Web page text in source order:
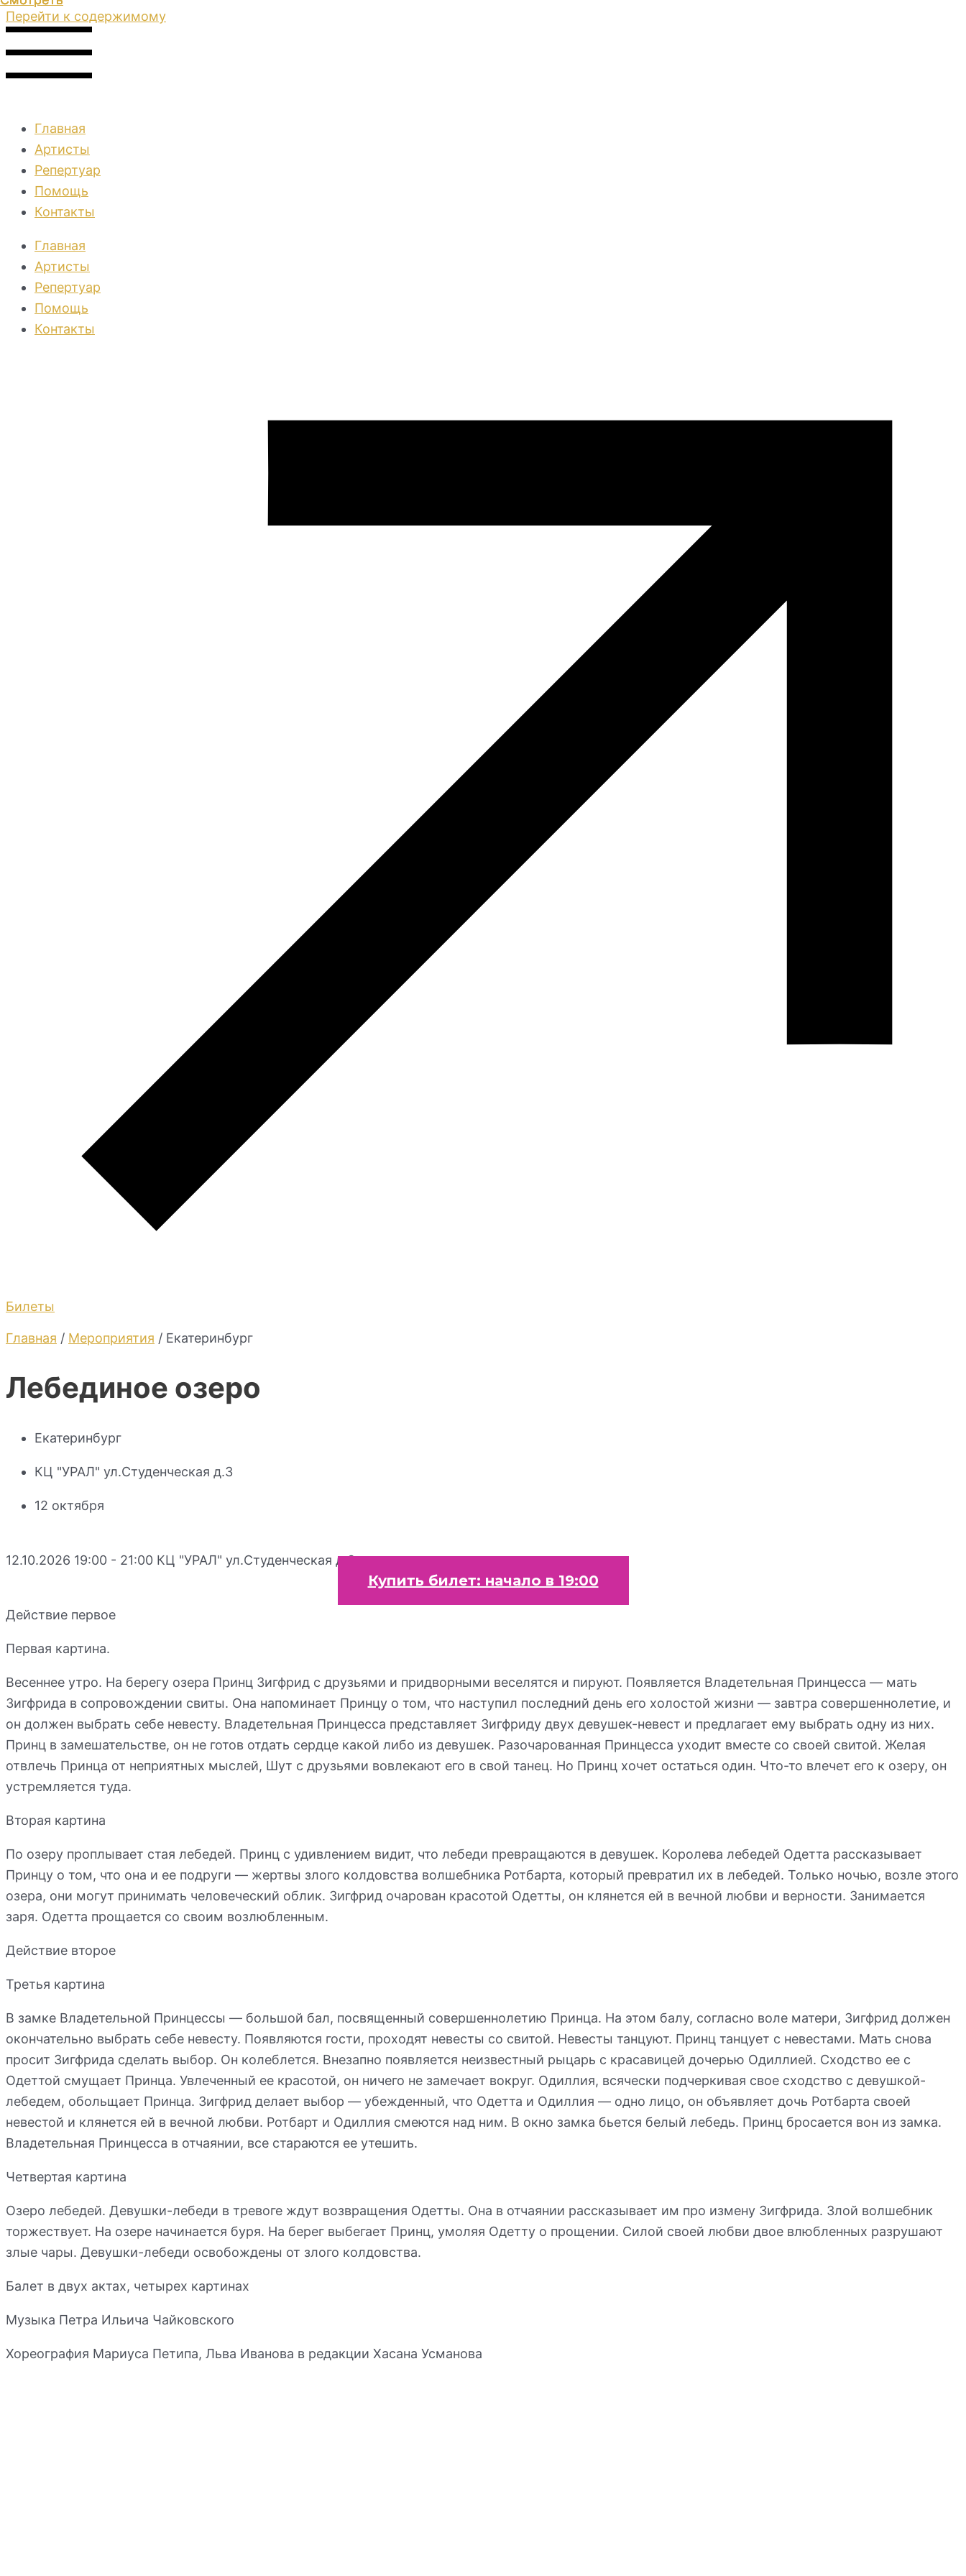
Перейти к содержимому
Главная
Артисты
Репертуар
Помощь
Контакты
Главная
Артисты
Репертуар
Помощь
Контакты
Билеты
Главная / Мероприятия / Екатеринбург
Лебединое озеро
Екатеринбург
КЦ "УРАЛ" ул.Студенческая д.3
12 октября
12.10.2026 19:00 - 21:00 КЦ "УРАЛ" ул.Студенческая д.3
Купить билет: начало в 19:00
Действие первое
Первая картина.
Весеннее утро. На берегу озера Принц Зигфрид с друзьями и придворными веселятся и пируют. Появляется Владетельная Принцесса — мать
Зигфрида в сопровождении свиты. Она напоминает Принцу о том, что наступил последний день его холостой жизни — завтра совершеннолетие, и
он должен выбрать себе невесту. Владетельная Принцесса представляет Зигфриду двух девушек-невест и предлагает ему выбрать одну из них.
Принц в замешательстве, он не готов отдать сердце какой либо из девушек. Разочарованная Принцесса уходит вместе со своей свитой. Желая
отвлечь Принца от неприятных мыслей, Шут с друзьями вовлекают его в свой танец. Но Принц хочет остаться один. Что-то влечет его к озеру, он
устремляется туда.
Вторая картина
По озеру проплывает стая лебедей. Принц с удивлением видит, что лебеди превращаются в девушек. Королева лебедей Одетта рассказывает
Принцу о том, что она и ее подруги — жертвы злого колдовства волшебника Ротбарта, который превратил их в лебедей. Только ночью, возле этого
озера, они могут принимать человеческий облик. Зигфрид очарован красотой Одетты, он клянется ей в вечной любви и верности. Занимается
заря. Одетта прощается со своим возлюбленным.
Действие второе
Третья картина
В замке Владетельной Принцессы — большой бал, посвященный совершеннолетию Принца. На этом балу, согласно воле матери, Зигфрид должен
окончательно выбрать себе невесту. Появляются гости, проходят невесты со свитой. Невесты танцуют. Принц танцует с невестами. Мать снова
просит Зигфрида сделать выбор. Он колеблется. Внезапно появляется неизвестный рыцарь с красавицей дочерью Одиллией. Сходство ее с
Одеттой смущает Принца. Увлеченный ее красотой, он ничего не замечает вокруг. Одиллия, всячески подчеркивая свое сходство с девушкой-
лебедем, обольщает Принца. Зигфрид делает выбор — убежденный, что Одетта и Одиллия — одно лицо, он объявляет дочь Ротбарта своей
невестой и клянется ей в вечной любви. Ротбарт и Одиллия смеются над ним. В окно замка бьется белый лебедь. Принц бросается вон из замка.
Владетельная Принцесса в отчаянии, все стараются ее утешить.
Четвертая картина
Озеро лебедей. Девушки-лебеди в тревоге ждут возвращения Одетты. Она в отчаянии рассказывает им про измену Зигфрида. Злой волшебник
торжествует. На озере начинается буря. На берег выбегает Принц, умоляя Одетту о прощении. Силой своей любви двое влюбленных разрушают
злые чары. Девушки-лебеди освобождены от злого колдовства.
Балет в двух актах, четырех картинах
Музыка Петра Ильича Чайковского
Хореография Мариуса Петипа, Льва Иванова в редакции Хасана Усманова